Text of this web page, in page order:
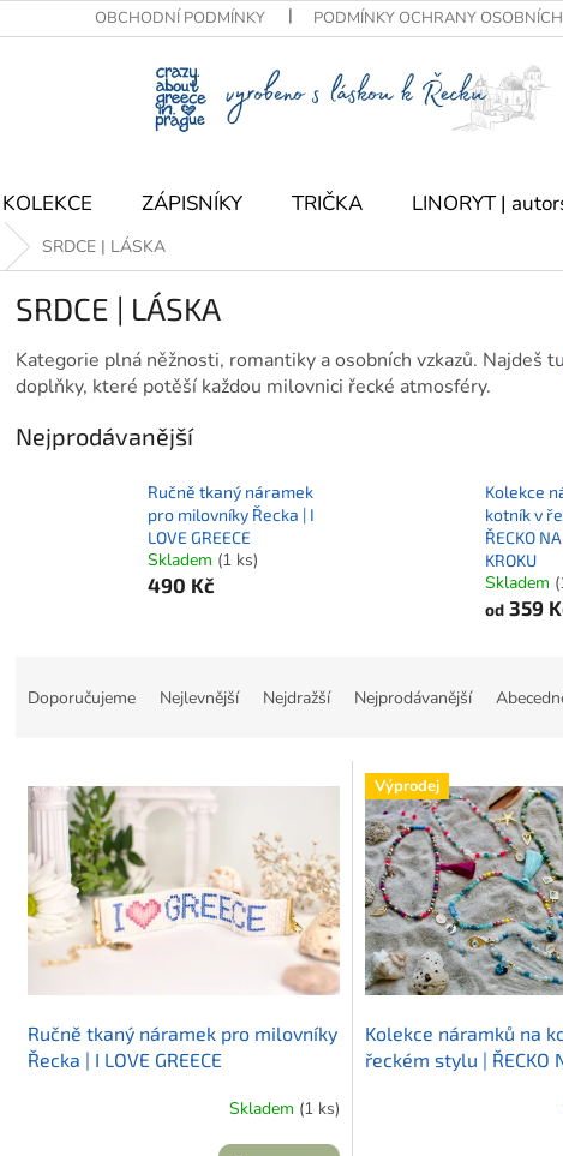
OBCHODNÍ PODMÍNKY PODMÍNKY OCHRANY
KOLEKCE ZÁPISNÍKY TRIČKA LINORYT |
SRDCE | LÁSKA
SRDCE | LÁSKA
Kategorie plná něžnosti, romantiky a osobních vzkazů. Najdeš tu
doplňky, které potěší každou milovnici řecké atmosféry.
Nejprodávanější
Ručně tkaný náramek
pro milovníky Řecka | I
LOVE GREECE
Skladem (1 ks)
490 Kč
Kolekce
kotník v
ŘECKO
KROKU
Skladem
od359
Doporučujeme Nejlevnější Nejdražší Nejprodávanější
p
Ručně tkaný náramek pro milovníky
Řecka | I LOVE GREECE
Skladem (1 ks)
Výprodej
Kolekce náramků na
řeckém stylu | ŘECKO